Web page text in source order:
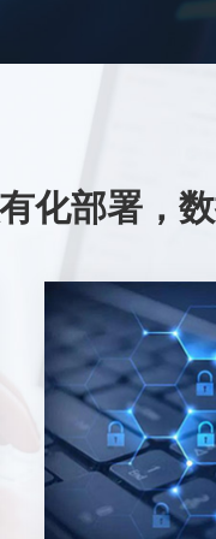
化部署，